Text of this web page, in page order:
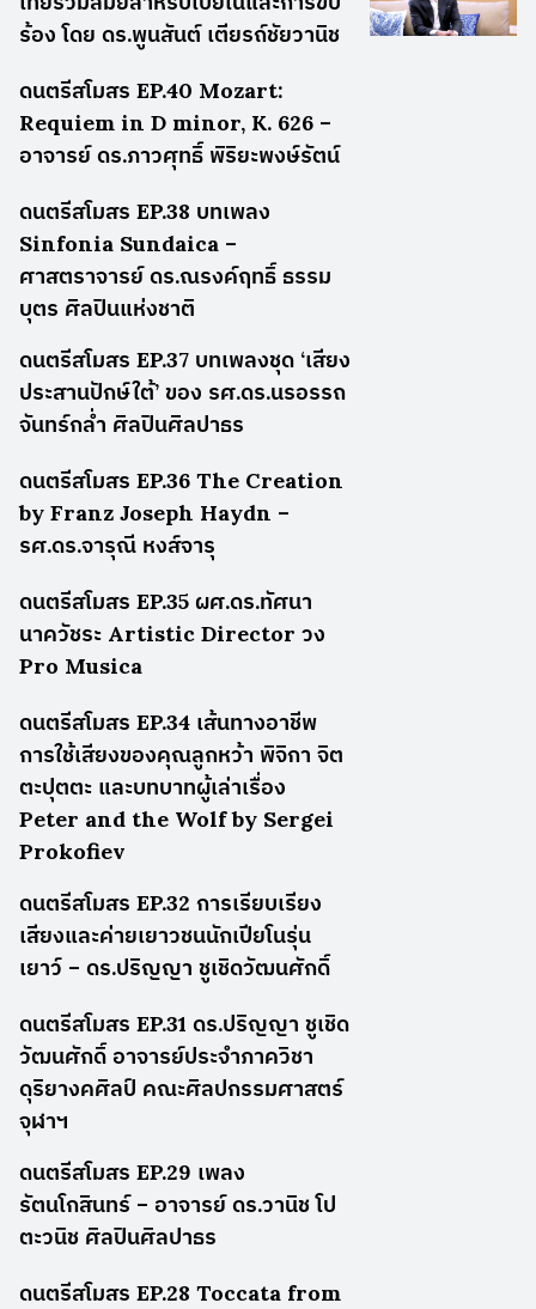
ร้อง โดย ดร.พูนสันต์ เตียรถ์ชัยวานิช
ดนตรีสโมสร EP.40 Mozart:
Requiem in D minor, K. 626 –
อาจารย์ ดร.ภาวศุทธิ์ พิริยะพงษ์รัตน์
ดนตรีสโมสร EP.38 บทเพลง
Sinfonia Sundaica –
ศาสตราจารย์ ดร.ณรงค์ฤทธิ์ ธรรม
บุตร ศิลปินแห่งชาติ
ดนตรีสโมสร EP.37 บทเพลงชุด ‘เสียง
ประสานปักษ์ใต้’ ของ รศ.ดร.นรอรรถ
จันทร์กล่ำ ศิลปินศิลปาธร
ดนตรีสโมสร EP.36 The Creation
by Franz Joseph Haydn –
รศ.ดร.จารุณี หงส์จารุ
ดนตรีสโมสร EP.35 ผศ.ดร.ทัศนา
นาควัชระ Artistic Director วง
Pro Musica
ดนตรีสโมสร EP.34 เส้นทางอาชีพ
การใช้เสียงของคุณลูกหว้า พิจิกา จิต
ตะปุตตะ และบทบาทผู้เล่าเรื่อง
Peter and the Wolf by Sergei
Prokofiev
ดนตรีสโมสร EP.32 การเรียบเรียง
เสียงและค่ายเยาวชนนักเปียโนรุ่น
เยาว์ – ดร.ปริญญา ชูเชิดวัฒนศักดิ์
ดนตรีสโมสร EP.31 ดร.ปริญญา ชูเชิด
วัฒนศักดิ์ อาจารย์ประจำภาควิชา
ดุริยางคศิลป์ คณะศิลปกรรมศาสตร์
จุฬาฯ
ดนตรีสโมสร EP.29 เพลง
รัตนโกสินทร์ – อาจารย์ ดร.วานิช โป
ตะวนิช ศิลปินศิลปาธร
ดนตรีสโมสร EP.28 Toccata from